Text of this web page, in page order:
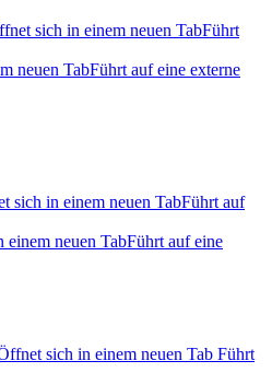
sich in einem neuen TabFührt
neuen TabFührt auf eine externe
sich in einem neuen TabFührt auf
einem neuen TabFührt auf eine
sich in einem neuen Tab Führt